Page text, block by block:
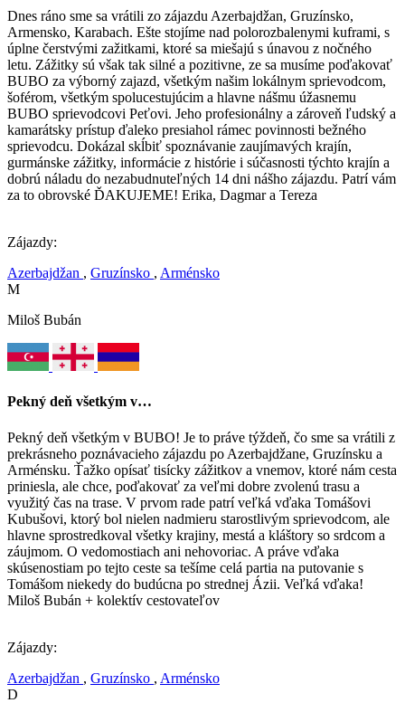
Dnes ráno sme sa vrátili zo zájazdu Azerbajdžan, Gruzínsko,
Armensko, Karabach. Ešte stojíme nad polorozbalenymi kuframi, s
úplne čerstvými zažitkami, ktoré sa miešajú s únavou z nočného
letu. Zážitky sú však tak silné a pozitivne, ze sa musíme poďakovať
BUBO za výborný zajazd, všetkým našim lokálnym sprievodcom,
šoférom, všetkým spolucestujúcim a hlavne nášmu úžasnemu
BUBO sprievodcovi Peťovi. Jeho profesionálny a zároveň ľudský a
kamarátsky prístup ďaleko presiahol rámec povinnosti bežného
sprievodcu. Dokázal skĺbiť spoznávanie zaujímavých krajín,
gurmánske zážitky, informácie z histórie i súčasnosti týchto krajín a
dobrú náladu do nezabudnuteľných 14 dni nášho zájazdu. Patrí vám
za to obrovské ĎAKUJEME! Erika, Dagmar a Tereza
Zájazdy:
Azerbajdžan , Gruzínsko , Arménsko
M
Miloš Bubán
Pekný deň všetkým v…
Pekný deň všetkým v BUBO! Je to práve týždeň, čo sme sa vrátili z
prekrásneho poznávacieho zájazdu po Azerbajdžane, Gruzínsku a
Arménsku. Ťažko opísať tisícky zážitkov a vnemov, ktoré nám cesta
priniesla, ale chce, poďakovať za veľmi dobre zvolenú trasu a
využitý čas na trase. V prvom rade patrí veľká vďaka Tomášovi
Kubušovi, ktorý bol nielen nadmieru starostlivým sprievodcom, ale
hlavne sprostredkoval všetky krajiny, mestá a kláštory so srdcom a
záujmom. O vedomostiach ani nehovoriac. A práve vďaka
skúsenostiam po tejto ceste sa tešíme celá partia na putovanie s
Tomášom niekedy do budúcna po strednej Ázii. Veľká vďaka!
Miloš Bubán + kolektív cestovateľov
Zájazdy:
Azerbajdžan , Gruzínsko , Arménsko
D